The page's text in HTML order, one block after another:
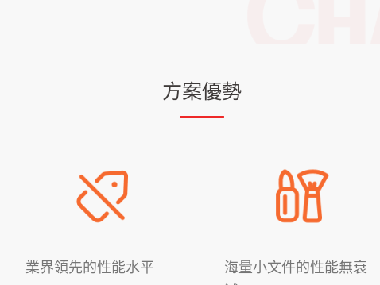
方案優勢
業界領先的性能水平
海量小文件的性能無衰